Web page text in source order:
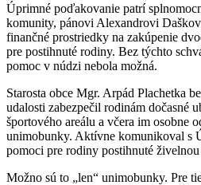
Úprimné poďakovanie patrí
komunity, pánovi Alexandrovi
finančné prostriedky na zakúpenie
pre postihnuté rodiny. Bez týchto
pomoc v núdzi nebola možná.
Starosta obce Mgr. Arpád Plachetka
udalosti zabezpečil rodinám dočasné
športového areálu a včera im osobne
unimobunky. Aktívne komunikoval s
pomoci pre rodiny postihnuté
Možno sú to „len“ unimobunky. Pre